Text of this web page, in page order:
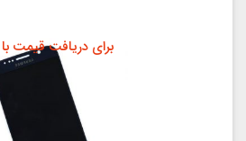
برای دریافت قیمت